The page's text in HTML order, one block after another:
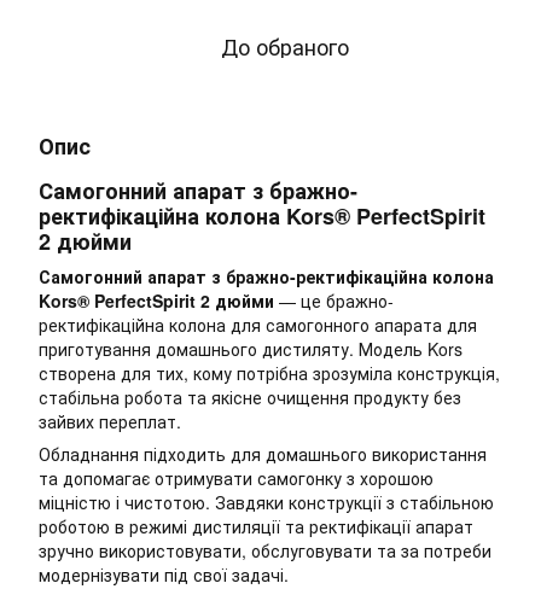
До обраного
Опис
Самогонний апарат з бражно-
ректифікаційна колона Kors® PerfectSpirit
2 дюйми
Самогонний апарат з бражно-ректифікаційна колона
Kors® PerfectSpirit 2 дюйми — це бражно-
ректифікаційна колона для самогонного апарата для
приготування домашнього дистиляту. Модель Kors
створена для тих, кому потрібна зрозуміла конструкція,
стабільна робота та якісне очищення продукту без
зайвих переплат.
Обладнання підходить для домашнього використання
та допомагає отримувати самогонку з хорошою
міцністю і чистотою. Завдяки конструкції з стабільною
роботою в режимі дистиляції та ректифікації апарат
зручно використовувати, обслуговувати та за потреби
модернізувати під свої задачі.